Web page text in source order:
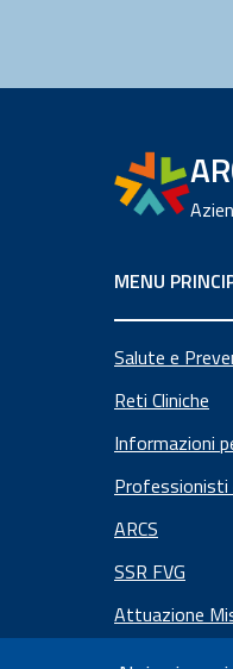
MENU
Salute e
Reti Cliniche
Informazioni
Professionisti
ARCS
SSR FVG
Attuazione